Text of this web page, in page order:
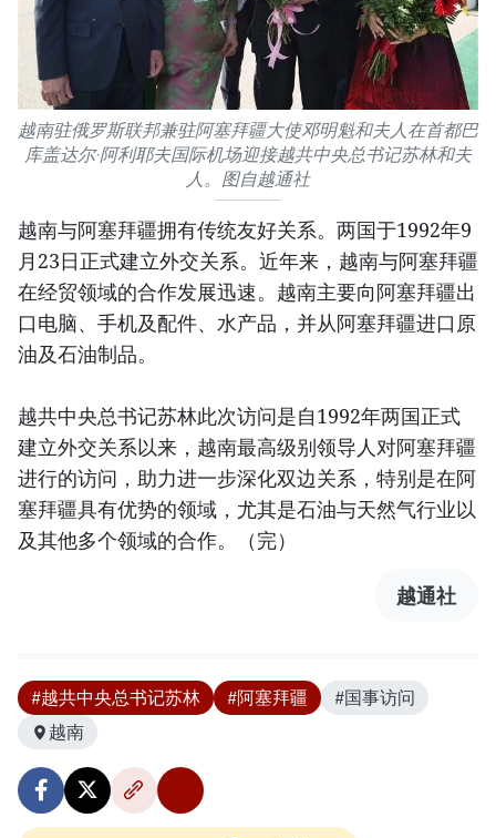
越南驻俄罗斯联邦兼驻阿塞拜疆大使邓明魁和夫人在首都巴
库盖达尔·阿利耶夫国际机场迎接越共中央总书记苏林和夫
人。图自越通社
越南与阿塞拜疆拥有传统友好关系。两国于1992年9
月23日正式建立外交关系。近年来，越南与阿塞拜疆
在经贸领域的合作发展迅速。越南主要向阿塞拜疆出
口电脑、手机及配件、水产品，并从阿塞拜疆进口原
油及石油制品。
越共中央总书记苏林此次访问是自1992年两国正式
建立外交关系以来，越南最高级别领导人对阿塞拜疆
进行的访问，助力进一步深化双边关系，特别是在阿
塞拜疆具有优势的领域，尤其是石油与天然气行业以
及其他多个领域的合作。（完）
越通社
#越共中央总书记苏林 #阿塞拜疆
#国事访问
越南